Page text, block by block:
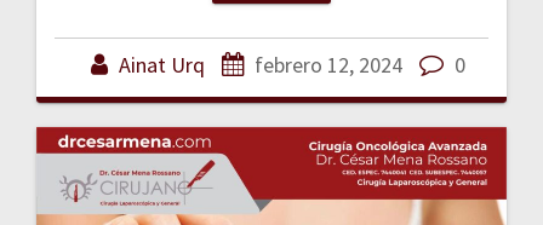
Ainat Urq febrero 12, 2024 0